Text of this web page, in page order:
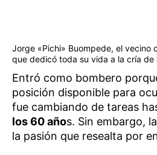
Jorge «Pichi» Buompede, el vecino
que dedicó toda su vida a la cría de
Entró como bombero
posición disponible para
fue cambiando de tareas
los 60 años. Sin embargo,
la pasión que resealta por